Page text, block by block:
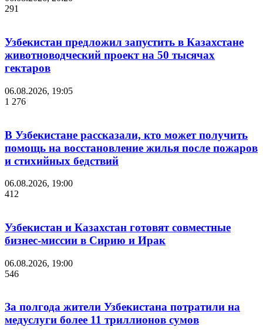
291
Узбекистан предложил запустить в Казахстане
животноводческий проект на 50 тысячах
гектаров
06.08.2026, 19:05
1 276
В Узбекистане рассказали, кто может получить
помощь на восстановление жилья после пожаров
и стихийных бедствий
06.08.2026, 19:00
412
Узбекистан и Казахстан готовят совместные
бизнес-миссии в Сирию и Ирак
06.08.2026, 19:00
546
За полгода жители Узбекистана потратили на
медуслуги более 11 триллионов сумов